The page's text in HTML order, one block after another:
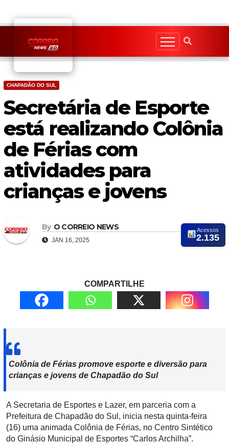
content
CHAPADÃO DO SUL
Secretária de Esporte
está realizando Colônia
de Férias com
atividades para
crianças e jovens
By O CORREIO NEWS
JAN 16, 2025
Acessos
2.135
COMPARTILHE
Colônia de Férias promove esporte e diversão para
crianças e jovens de Chapadão do Sul
A Secretaria de Esportes e Lazer, em parceria com a
Prefeitura de Chapadão do Sul, inicia nesta quinta-feira
(16) uma animada Colônia de Férias, no Centro Sintético
do Ginásio Municipal de Esportes “Carlos Archilha”.